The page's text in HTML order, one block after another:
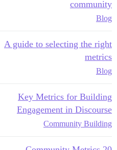
community
Blog
A guide to selecting the right
metrics
Blog
Key Metrics for Building
Engagement in Discourse
Community Building